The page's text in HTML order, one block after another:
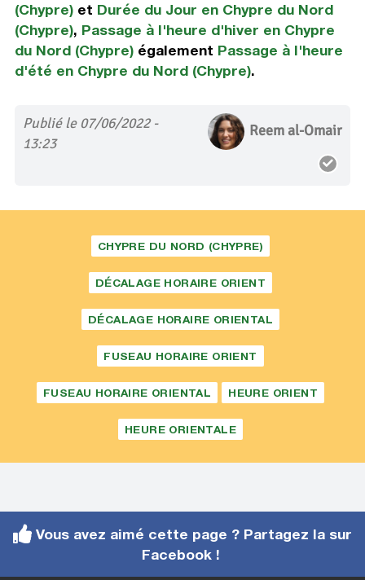
(Chypre)et Durée du Jour en Chypre du Nord
(Chypre), Passage à l'heure d'hiver en Chypre
du Nord (Chypre)également Passage à l'heure
d'été en Chypre du Nord (Chypre).
Publié le 07/06/2022 -
13:23
Reem al-Omair
CHYPRE DU NORD (CHYPRE)
DÉCALAGE HORAIRE ORIENT
DÉCALAGE HORAIRE ORIENTAL
FUSEAU HORAIRE ORIENT
FUSEAU HORAIRE ORIENTAL HEURE ORIENT
HEURE ORIENTALE
Vous avez aimé cette page ? Partagez la sur
Facebook !